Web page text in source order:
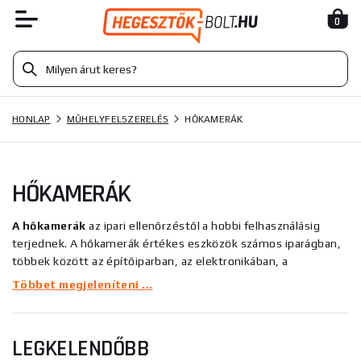
0
HONLAP MŰHELYFELSZERELÉS HŐKAMERÁK
HŐKAMERÁK
A hőkamerák az ipari ellenőrzéstől a hobbi felhasználásig
terjednek. A hőkamerák értékes eszközök számos iparágban,
többek között az építőiparban, az elektronikában, a
mechanikában és sok más területen.
Hordozhatóság és rugalmasság:
Az olyan hőkamerák, mint
Többet megjeleníteni ...
LEGKELENDŐBB